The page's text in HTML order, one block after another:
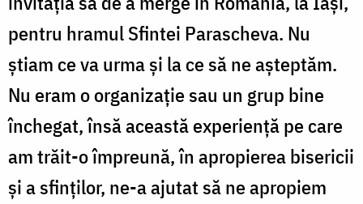
pentru hramul Sfintei Parascheva. Nu
știam ce va urma și la ce să ne așteptăm.
Nu eram o organizație sau un grup bine
închegat, însă această experiență pe care
am trăit-o împreună, în apropierea bisericii
și a sfinților, ne-a ajutat să ne apropiem